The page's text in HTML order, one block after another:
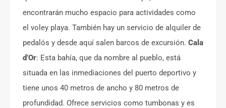
encontrarán mucho espacio para actividades como
el voley playa. También hay un servicio de alquiler de
pedalós y desde aquí salen barcos de excursión. Cala
d’Or: Esta bahía, que da nombre al pueblo, está
situada en las inmediaciones del puerto deportivo y
tiene unos 40 metros de ancho y 80 metros de
profundidad. Ofrece servicios como tumbonas y es